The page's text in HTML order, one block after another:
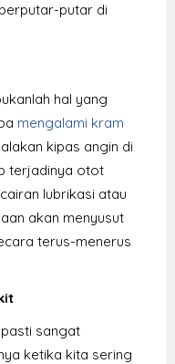
putar di
hal yang
mengalami kram
kipas angin di
terjadinya otot
lubrikasi atau
akan menyusut
terus-menerus
sangat
ketika kita sering